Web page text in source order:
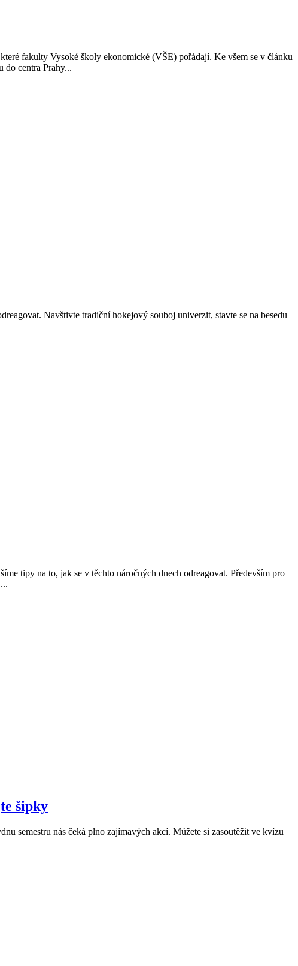
fakulty Vysoké školy ekonomické (VŠE) pořádají. Ke všem se v článku
do centra Prahy...
Navštivte tradiční hokejový souboj univerzit, stavte se na besedu
tipy na to, jak se v těchto náročných dnech odreagovat. Především pro
šipky
semestru nás čeká plno zajímavých akcí. Můžete si zasoutěžit ve kvízu